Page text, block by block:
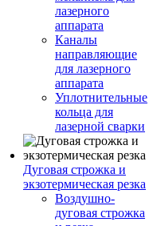
лазерного
аппарата
Каналы
направляющие
для лазерного
аппарата
Уплотнительные
кольца для
лазерной сварки
Дуговая строжка и
экзотермическая резка
Воздушно-
дуговая строжка